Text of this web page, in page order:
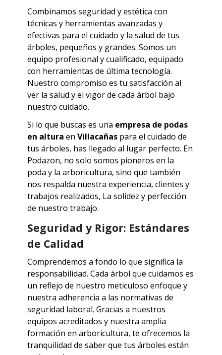
Combinamos seguridad y estética con
técnicas y herramientas avanzadas y
efectivas para el cuidado y la salud de tus
árboles, pequeños y grandes. Somos un
equipo profesional y cualificado, equipado
con herramientas de última tecnología.
Nuestro compromiso es tu satisfacción al
ver la salud y el vigor de cada árbol bajo
nuestro cuidado.
Si lo que buscas es una empresa de podas
en altura en Villacañas para el cuidado de
tus árboles, has llegado al lugar perfecto. En
Podazon, no solo somos pioneros en la
poda y la arboricultura, sino que también
nos respalda nuestra experiencia, clientes y
trabajos realizados, La solidez y perfección
de nuestro trabajo.
Seguridad y Rigor: Estándares
de Calidad
Comprendemos a fondo lo que significa la
responsabilidad. Cada árbol que cuidamos es
un reflejo de nuestro meticuloso enfoque y
nuestra adherencia a las normativas de
seguridad laboral. Gracias a nuestros
equipos acreditados y nuestra amplia
formación en arboricultura, te ofrecemos la
tranquilidad de saber que tus árboles están